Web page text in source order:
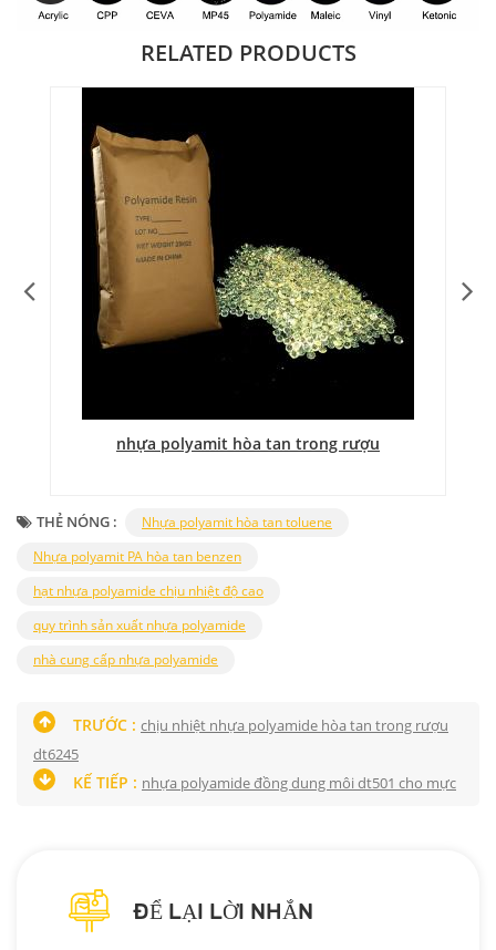
RELATED PRODUCTS
nhựa polyamit hòa tan trong rượu
THẺ NÓNG :
Nhựa polyamit hòa tan toluene
Nhựa polyamit PA hòa tan benzen
hạt nhựa polyamide chịu nhiệt độ cao
quy trình sản xuất nhựa polyamide
nhà cung cấp nhựa polyamide
TRƯỚC : chịu nhiệt nhựa polyamide hòa tan trong rượu
dt6245
KẾ TIẾP : nhựa polyamide đồng dung môi dt501 cho mực
ĐỂ LẠI LỜI NHẮN